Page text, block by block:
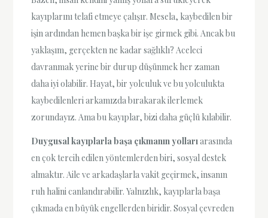
kayıplarını telafi etmeye çalışır. Mesela, kaybedilen bir
işin ardından hemen başka bir işe girmek gibi. Ancak bu
yaklaşım, gerçekten ne kadar sağlıklı? Aceleci
davranmak yerine bir durup düşünmek her zaman
daha iyi olabilir. Hayat, bir yolculuk ve bu yolculukta
kaybedilenleri arkamızda bırakarak ilerlemek
zorundayız. Ama bu kayıplar, bizi daha güçlü kılabilir.
Duygusal kayıplarla başa çıkmanın yolları arasında
en çok tercih edilen yöntemlerden biri, sosyal destek
almaktır. Aile ve arkadaşlarla vakit geçirmek, insanın
ruh halini canlandırabilir. Yalnızlık, kayıplarla başa
çıkmada en büyük engellerden biridir. Sosyal çevreden